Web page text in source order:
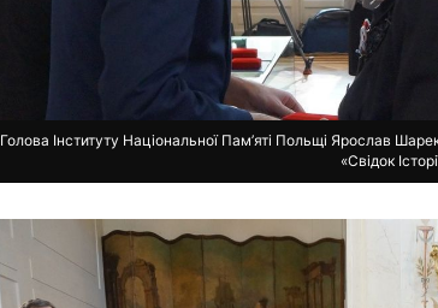
Голова Інституту Національної Пам’яті Польщі Ярослав
«Свідок